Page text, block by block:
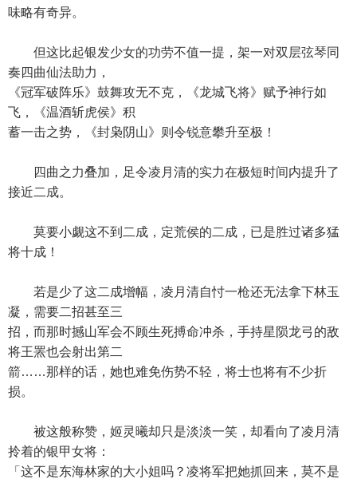
味略有奇异。
但这比起银发少女的功劳不值一提，架一对双层弦琴同
奏四曲仙法助力，
《冠军破阵乐》鼓舞攻无不克，《龙城飞将》赋予神行如
飞，《温酒斩虎侯》积
蓄一击之势，《封枭阴山》则令锐意攀升至极！
四曲之力叠加，足令凌月清的实力在极短时间内提升了
接近二成。
莫要小觑这不到二成，定荒侯的二成，已是胜过诸多猛
将十成！
若是少了这二成增幅，凌月清自忖一枪还无法拿下林玉
凝，需要二招甚至三
招，而那时撼山军会不顾生死搏命冲杀，手持星陨龙弓的敌
将王罴也会射出第二
箭……那样的话，她也难免伤势不轻，将士也将有不少折
损。
被这般称赞，姬灵曦却只是淡淡一笑，却看向了凌月清
拎着的银甲女将：
「这不是东海林家的大小姐吗？凌将军把她抓回来，莫不是